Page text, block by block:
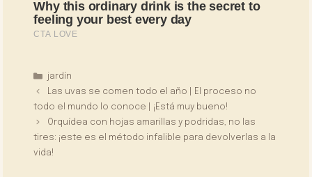
Categorías
jardín
Las uvas se comen todo el año | El proceso no
todo el mundo lo conoce | ¡Está muy bueno!
Orquídea con hojas amarillas y podridas, no las
tires: ¡este es el método infalible para devolverlas a la
vida!